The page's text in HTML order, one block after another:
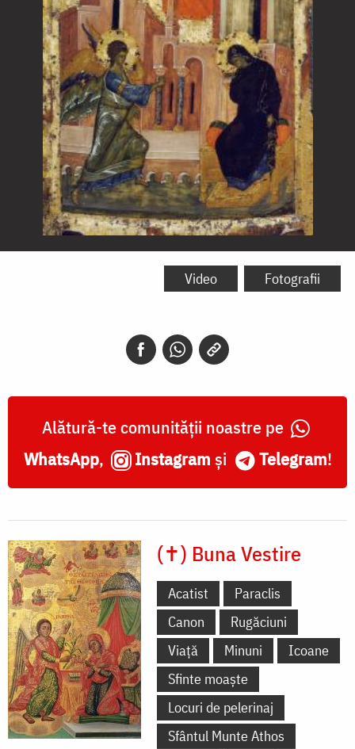
Buna
Video Fotografii
Alătură-te comunității noastre pe
WhatsApp, Instagram și Telegram!
(✝) Buna Vestire
Acatist
Paraclis
Canon
Rugăciuni
Viață
Minuni
Icoane
Sfinte moaște
Locuri de pelerinaj
Sfântul Munte Athos